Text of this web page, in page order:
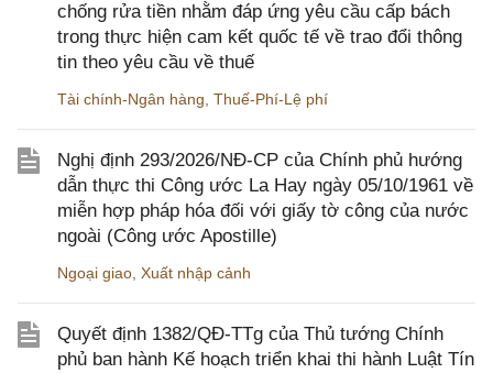
chống rửa tiền nhằm đáp ứng yêu cầu cấp bách
trong thực hiện cam kết quốc tế về trao đổi thông
tin theo yêu cầu về thuế
Tài chính-Ngân hàng, Thuế-Phí-Lệ phí
Nghị định 293/2026/NĐ-CP của Chính phủ hướng
dẫn thực thi Công ước La Hay ngày 05/10/1961 về
miễn hợp pháp hóa đối với giấy tờ công của nước
ngoài (Công ước Apostille)
Ngoại giao, Xuất nhập cảnh
Quyết định 1382/QĐ-TTg của Thủ tướng Chính
phủ ban hành Kế hoạch triển khai thi hành Luật Tín